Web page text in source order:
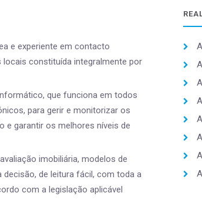
e experiente em contacto
constituída integralmente por
que funciona em todos
para gerir e monitorizar os
e garantir os melhores níveis de
imobiliária, modelos de
de leitura fácil, com toda a
com a legislação aplicável